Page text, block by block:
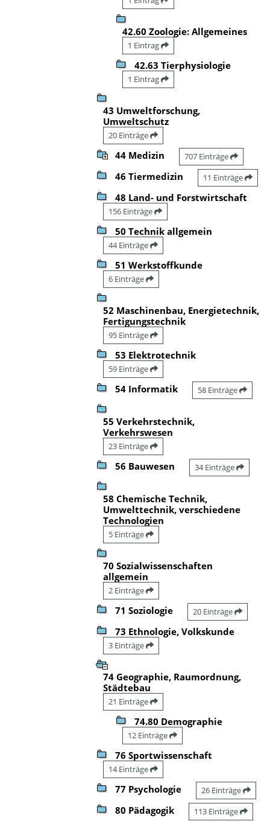
42.60 Zoologie: Allgemeines
1 Eintrag
42.63 Tierphysiologie
1 Eintrag
43 Umweltforschung,
Umweltschutz
20 Einträge
44 Medizin 707 Einträge
46 Tiermedizin 11 Einträge
48 Land- und Forstwirtschaft
156 Einträge
50 Technik allgemein
44 Einträge
51 Werkstoffkunde
6 Einträge
52 Maschinenbau, Energietechnik,
Fertigungstechnik
95 Einträge
53 Elektrotechnik
59 Einträge
54 Informatik 58 Einträge
55 Verkehrstechnik,
Verkehrswesen
23 Einträge
56 Bauwesen 34 Einträge
58 Chemische Technik,
Umwelttechnik, verschiedene
Technologien
5 Einträge
70 Sozialwissenschaften
allgemein
2 Einträge
71 Soziologie 20 Einträge
73 Ethnologie, Volkskunde
3 Einträge
74 Geographie, Raumordnung,
Städtebau
21 Einträge
74.80 Demographie
12 Einträge
76 Sportwissenschaft
14 Einträge
77 Psychologie 26 Einträge
80 Pädagogik 113 Einträge